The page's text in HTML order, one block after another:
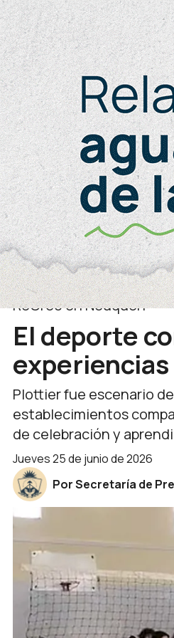
Viernes 7 deAgosto de 2026
Neuquinidad
Educación
ReCreo en Neuquén
El deporte
Plottier fue escenario
establecimientos
de celebración y
jueves 25 de junio de 2026
Por Secretaría de